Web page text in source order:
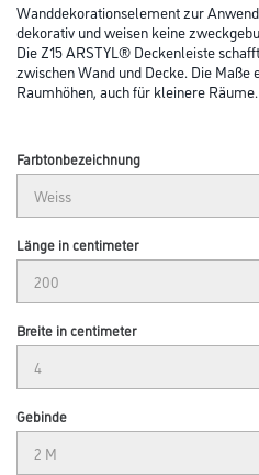
Wanddekorationselement zur
dekorativ und weisen keine
Die Z15 ARSTYL® Deckenleiste
zwischen Wand und Decke. Die Maße
Raumhöhen, auch für kleinere Räume.
Farbtonbezeichnung
Länge in centimeter
Breite in centimeter
Gebinde